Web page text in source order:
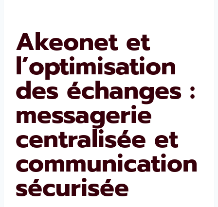
Akeonet et
l’optimisation
des échanges :
messagerie
centralisée et
communication
sécurisée